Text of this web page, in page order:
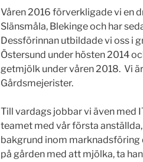
Våren 2016 förverkligade vi en
Slänsmåla, Blekinge och har
Dessförinnan utbildade vi oss i
Östersund under hösten 2014
getmjölk under våren 2018. Vi
Gårdsmejerister.
Till vardags jobbar vi även med
teamet med vår första
bakgrund inom marknadsföring
på gården med att mjölka, ta